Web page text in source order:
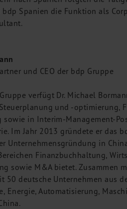
Spanien die Funktion als
und CEO der bdp Gruppe
verfügt Dr. Michael
und -optimierung,
sowie in Interim-Management-
Im Jahr 2013 gründete er das
Unternehmensgründung in
Finanzbuchhaltung,
sowie M&A bietet. Zusammen
50 deutsche Unternehmen aus
Energie, Automatisierung,